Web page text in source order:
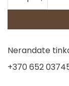
Nerandate
+370 652